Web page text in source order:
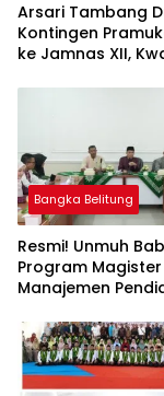
Arsari Tambang
Kontingen
ke Jamnas XII,
Berkarakter
Bangka Belitung
Resmi! Unmuh
Program Magister
Manajemen
Bangka Belitung